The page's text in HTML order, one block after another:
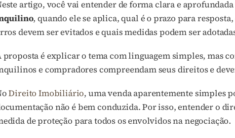
artigo, você vai entender de forma clara e aprofundada
, quando ele se aplica, qual é o prazo para
devem ser evitados e quais medidas podem ser
proposta é explicar o tema com linguagem simples, mas
e compradores compreendam seus direitos e
Direito Imobiliário, uma venda aparentemente simples
não é bem conduzida. Por isso, entender o
de proteção para todos os envolvidos na negociação.